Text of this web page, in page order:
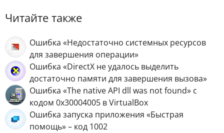
Читайте также
Ошибка «Недостаточно системных ресурсов
для завершения операции»
Ошибка «DirectX не удалось выделить
достаточно памяти для завершения вызова»
Ошибка «The native API dll was not found» с
кодом 0x30004005 в VirtualBox
Ошибка запуска приложения «Быстрая
помощь» – код 1002